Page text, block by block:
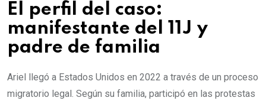
El perfil del caso:
manifestante del 11J y
padre de familia
Ariel llegó a Estados Unidos en 2022 a través de un proceso
migratorio legal. Según su familia, participó en las protestas